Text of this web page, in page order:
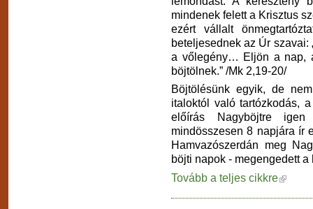
mindenek felett a Krisztus
ezért vállalt
beteljesednek az Úr szavai:
a vőlegény… Eljön a nap,
böjtölnek.” /Mk 2,19-20/
Böjtölésünk egyik, de
italoktól való tartózkodás,
előírás Nagyböjtre
mindösszesen 8 napjára ír
Hamvazószerdán meg
böjti napok - megengedett
Tovább a teljes cikkre